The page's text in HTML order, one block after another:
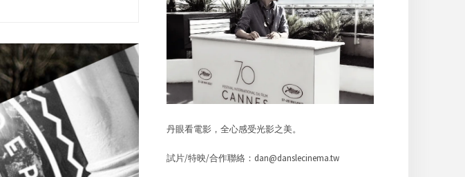
丹眼看電影，全心感受光影之美。
試片/特映/合作聯絡：dan@danslecinema.tw